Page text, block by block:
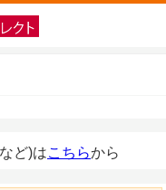
ど)はこちらから